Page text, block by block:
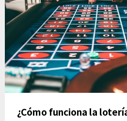
¿Cómo funciona la